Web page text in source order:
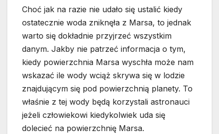
Choć jak na razie nie udało się ustalić kiedy
ostatecznie woda zniknęła z Marsa, to jednak
warto się dokładnie przyjrzeć wszystkim
danym. Jakby nie patrzeć informacja o tym,
kiedy powierzchnia Marsa wyschła może nam
wskazać ile wody wciąż skrywa się w lodzie
znajdującym się pod powierzchnią planety. To
właśnie z tej wody będą korzystali astronauci
jeżeli człowiekowi kiedykolwiek uda się
dolecieć na powierzchnię Marsa.